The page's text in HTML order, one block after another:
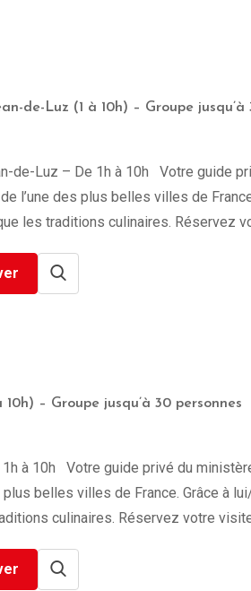
de-Luz (1 à 10h) – Groupe jusqu’à
:
de-Luz – De 1h à 10h Votre guide
l’une des plus belles villes de
les traditions culinaires. Réservez
– Groupe jusqu’à 30 personnes
:à 10h Votre guide privé du
plus belles villes de France. Grâce à
culinaires. Réservez votre